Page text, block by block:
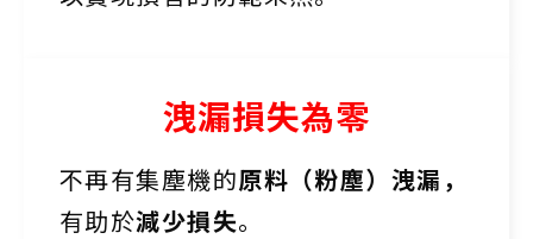
洩漏損失為零
不再有集塵機的原料（粉塵）洩漏，
有助於減少損失。